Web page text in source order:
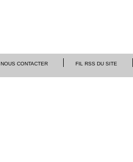
NOUS CONTACTER FIL RSS DU SITE